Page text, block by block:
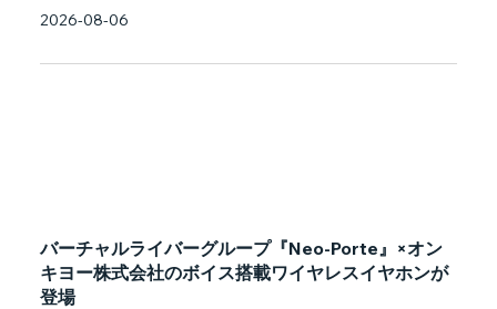
2026-08-06
バーチャルライバーグループ『Neo-Porte』×オン
キヨー株式会社のボイス搭載ワイヤレスイヤホンが
登場